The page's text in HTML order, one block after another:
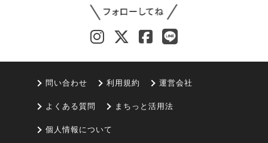
問い合わせ 利用規約 運営会社
よくある質問 まちっと活用法
個人情報について